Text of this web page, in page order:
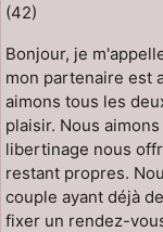
(42)
Bonjour, je
mon partenaire est
aimons tous les
plaisir. Nous
libertinage nous
restant propres.
couple ayant déjà
fixer un rendez-